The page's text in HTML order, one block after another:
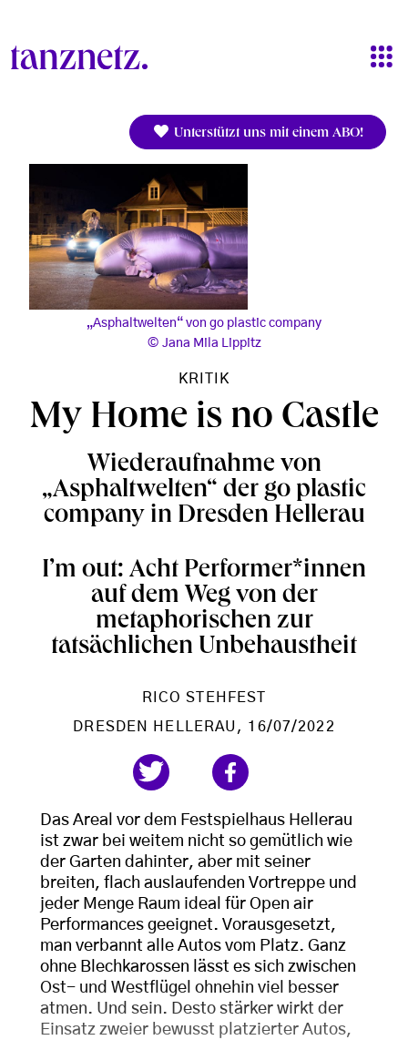
Unterstützt uns mit einem ABO!
„Asphaltwelten“ von go plastic company
Jana Mila Lippitz
KRITIK
My Home is no Castle
Wiederaufnahme von
„Asphaltwelten“ der go plastic
company in Dresden Hellerau
I’m out: Acht Performer*innen
auf dem Weg von der
metaphorischen zur
tatsächlichen Unbehaustheit
RICO STEHFEST
DRESDEN HELLERAU , 16/07/2022
Das Areal vor dem Festspielhaus Hellerau
ist zwar bei weitem nicht so gemütlich wie
der Garten dahinter, aber mit seiner
breiten, flach auslaufenden Vortreppe und
jeder Menge Raum ideal für Open air
Performances geeignet. Vorausgesetzt,
man verbannt alle Autos vom Platz. Ganz
ohne Blechkarossen lässt es sich zwischen
Ost- und Westflügel ohnehin viel besser
atmen. Und sein. Desto stärker wirkt der
Einsatz zweier bewusst platzierter Autos,